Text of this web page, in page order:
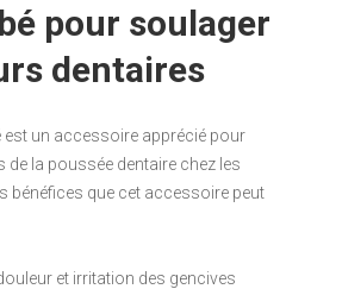
pour soulager
dentaires
est un accessoire apprécié pour
de la poussée dentaire chez les
bénéfices que cet accessoire peut
et irritation des gencives